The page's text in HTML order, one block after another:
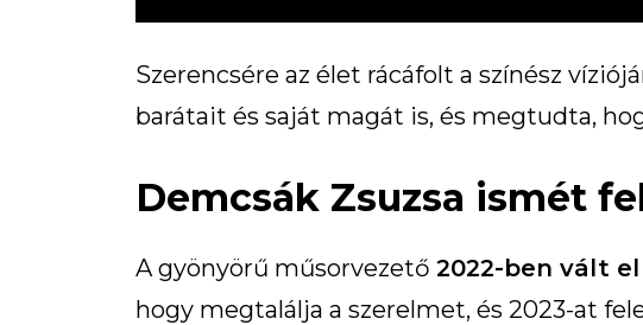
Szerencsére az élet rácáfolt a színész
barátait és saját magát is, és megtudta,
Demcsák Zsuzsa ismét
A gyönyörű műsorvezető 2022-ben vált el
hogy megtalálja a szerelmet, és 2023-at